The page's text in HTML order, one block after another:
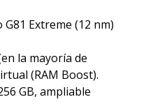
Extreme (12 nm)
la mayoría de
(RAM Boost).
GB, ampliable